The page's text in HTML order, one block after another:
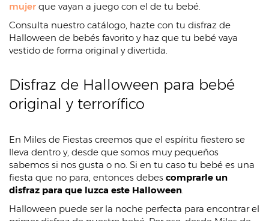
mujer que vayan a juego con el de tu bebé.
Consulta nuestro catálogo, hazte con tu disfraz de
Halloween de bebés favorito y haz que tu bebé vaya
vestido de forma original y divertida.
Disfraz de Halloween para bebé
original y terrorífico
En Miles de Fiestas creemos que el espíritu fiestero se
lleva dentro y, desde que somos muy pequeños
sabemos si nos gusta o no. Si en tu caso tu bebé es una
fiesta que no para, entonces debes comprarle un
disfraz para que luzca este Halloween.
Halloween puede ser la noche perfecta para encontrar el